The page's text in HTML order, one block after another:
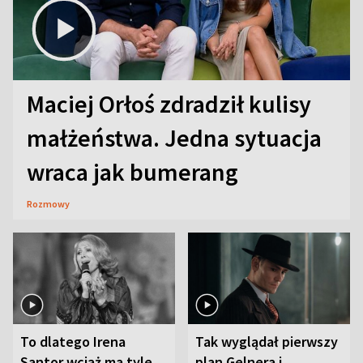
Maciej Orłoś zdradził kulisy
małżeństwa. Jedna sytuacja
wraca jak bumerang
Rozmowy
To dlatego Irena
Tak wyglądał pierwszy